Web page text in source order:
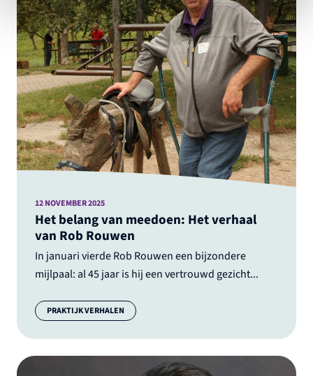
Het belang van meedoen: Het verhaal
van Rob Rouwen
In januari vierde Rob Rouwen een bijzondere
mijlpaal: al 45 jaar is hij een vertrouwd gezicht...
12 NOVEMBER 2025
Categorie:
PRAKTIJK VERHALEN